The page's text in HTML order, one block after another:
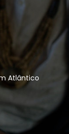
Atlântico